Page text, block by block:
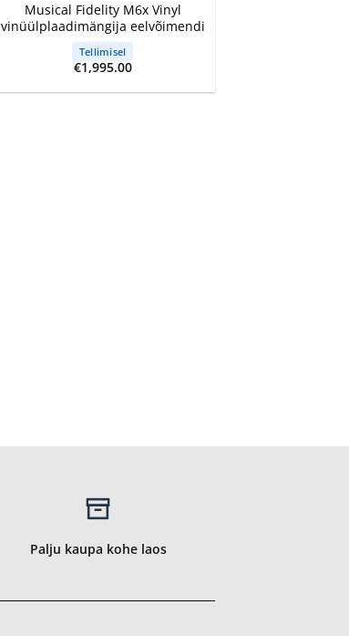
Musical Fidelity M6x Vinyl
vinüülplaadimängija eelvõimendi
Tellimisel
€1,995.00
Palju kaupa kohe laos